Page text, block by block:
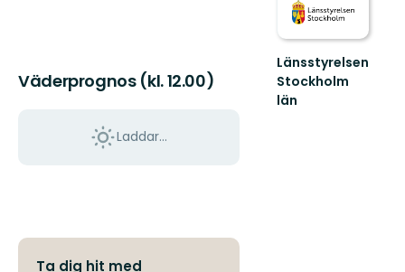
Väderprognos (kl. 12.00)
Laddar...
Ta dig hit med
Länsstyrelsen
Stockholm
län